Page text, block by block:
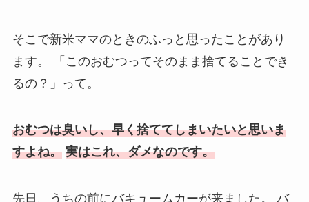
そこで新米ママのときのふっと思ったことがあり
ます。
「このおむつってそのまま捨てることでき
るの？」って。
おむつは臭いし、早く捨ててしまいたいと思いま
すよね。 実はこれ、ダメなのです。
先日、うちの前にバキュームカーが来ました。
バ